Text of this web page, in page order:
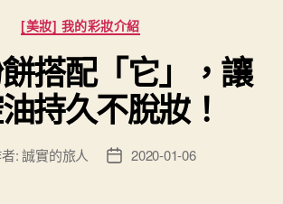
分
類
[美妝] 我的彩妝介紹
搭配「它」，讓
持久不脫妝！
者:誠實的旅人
文 2020-01-06